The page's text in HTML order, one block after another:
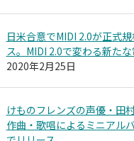
日米合意でMIDI 2.0が正式
ス。MIDI 2.0で変わる新た
2020年2月25日
けものフレンズの声優・田
作曲・歌唱によるミニアル